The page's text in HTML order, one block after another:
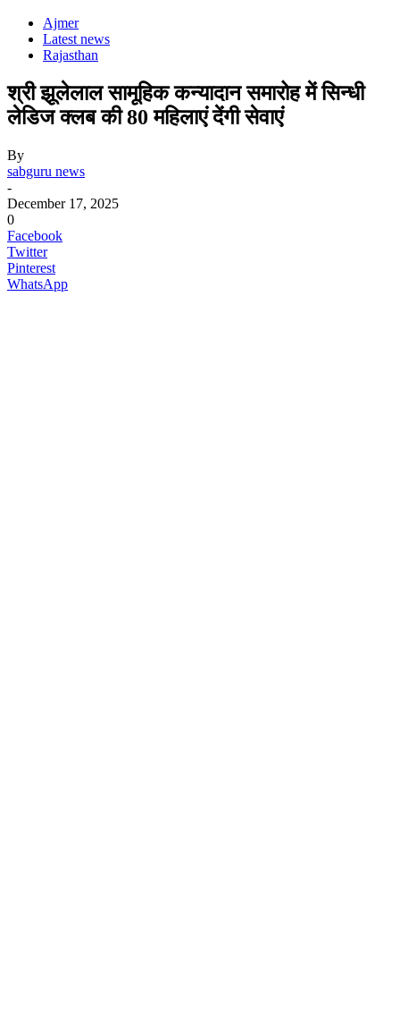
Ajmer
Latest news
Rajasthan
श्री झूलेलाल सामूहिक कन्यादान समारोह में सिन्धी
लेडिज क्लब की 80 महिलाएं देंगी सेवाएं
By
sabguru news
-
December 17, 2025
0
Facebook
Twitter
Pinterest
WhatsApp